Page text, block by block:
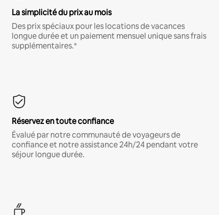
La simplicité du prix au mois
Des prix spéciaux pour les locations de vacances
longue durée et un paiement mensuel unique sans frais
supplémentaires.*
Réservez en toute confiance
Évalué par notre communauté de voyageurs de
confiance et notre assistance 24h/24 pendant votre
séjour longue durée.